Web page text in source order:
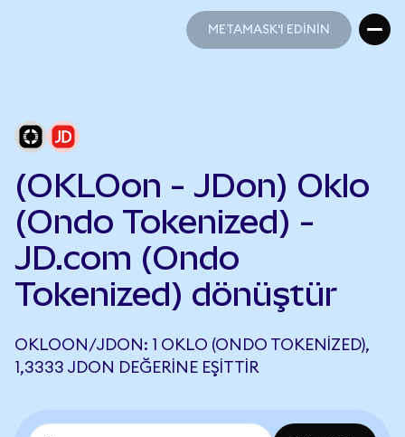
METAMASK'I EDİNİN
(OKLOon - JDon) Oklo
(Ondo Tokenized) -
JD.com (Ondo
Tokenized) dönüştür
OKLOON/JDON: 1 OKLO (ONDO TOKENIZED),
1,3333 JDON DEĞERINE EŞITTIR